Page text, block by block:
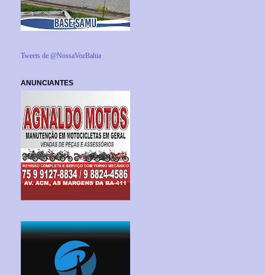
Tweets de @NossaVozBahia
ANUNCIANTES